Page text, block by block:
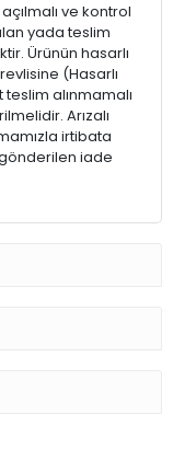
ve kontrol
yada teslim
Ürünün hasarlı
(Hasarlı
teslim alınmamalı
Arızalı
irtibata
iade